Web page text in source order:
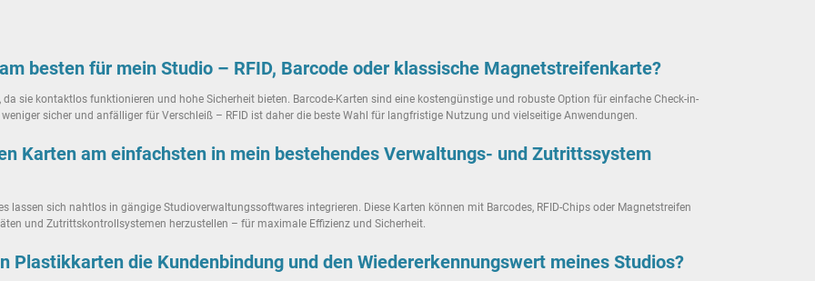
besten für mein Studio – RFID, Barcode oder klassische Magnetstreifenkarte?
sie kontaktlos funktionieren und hohe Sicherheit bieten. Barcode-Karten sind eine kostengünstige und robuste Option für einfache Check-in-
sicher und anfälliger für Verschleiß – RFID ist daher die beste Wahl für langfristige Nutzung und vielseitige Anwendungen.
Karten am einfachsten in mein bestehendes Verwaltungs- und Zutrittssystem
lassen sich nahtlos in gängige Studioverwaltungssoftwares integrieren. Diese Karten können mit Barcodes, RFID-Chips oder Magnetstreifen
und Zutrittskontrollsystemen herzustellen – für maximale Effizienz und Sicherheit.
Plastikkarten die Kundenbindung und den Wiedererkennungswert meines Studios?